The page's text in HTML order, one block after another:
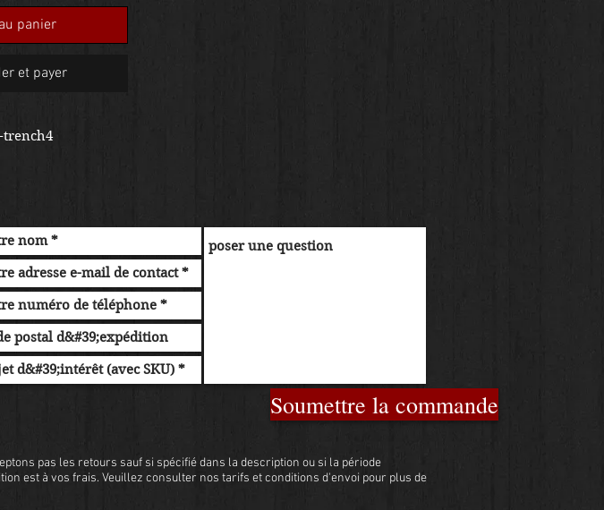
panier
et payer
trench4
Soumettre la commande
pas les retours sauf si spécifié dans la description ou si la période
est à vos frais. Veuillez consulter nos tarifs et conditions d'envoi pour plus de